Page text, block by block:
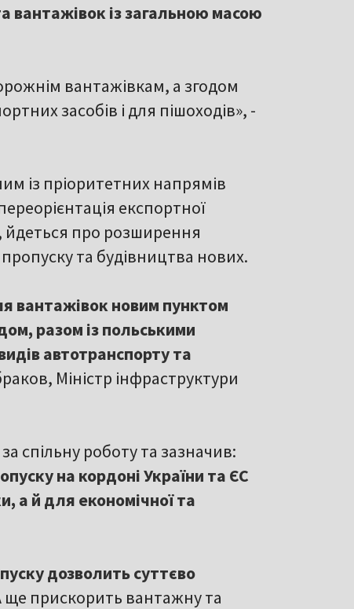
вантажівок із загальною масою
вантажівкам, а згодом
засобів і для пішоходів», -
із пріоритетних напрямів
експортної
йдеться про розширення
та будівництва нових.
вантажівок новим пунктом
разом із польськими
автотранспорту та
Міністр інфраструктури
спільну роботу та зазначив:
на кордоні України та ЄС
а й для економічної та
дозволить суттєво
ще прискорить вантажну та